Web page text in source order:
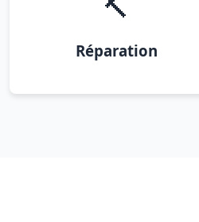
🔨
Réparation